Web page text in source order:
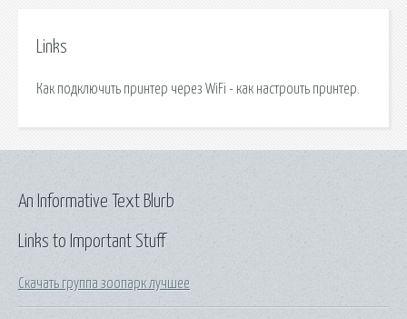
Links
Как подключить принтер через WiFi - как настроить принтер.
Links to Important Stuff
Скачать группа зоопарк лучшее
An Informative Text Blurb